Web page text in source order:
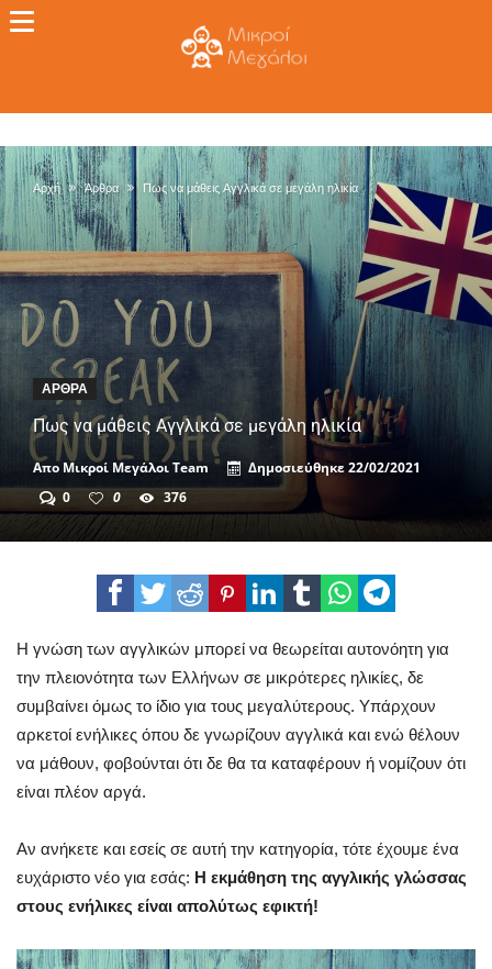
Αρχή Άρθρα Πως να μάθεις Αγγλικά σε μεγάλη ηλικία
ΆΡΘΡΑ
Πως να μάθεις Αγγλικά σε μεγάλη ηλικία
Απο Μικροί Μεγάλοι Team Δημοσιεύθηκε22/02/2021
0
0 376
Η γνώση των αγγλικών μπορεί να θεωρείται αυτονόητη για
την πλειονότητα των Ελλήνων σε μικρότερες ηλικίες, δε
συμβαίνει όμως το ίδιο για τους μεγαλύτερους. Υπάρχουν
αρκετοί ενήλικες όπου δε γνωρίζουν αγγλικά και ενώ θέλουν
να μάθουν, φοβούνται ότι δε θα τα καταφέρουν ή νομίζουν ότι
είναι πλέον αργά.
Αν ανήκετε και εσείς σε αυτή την κατηγορία, τότε έχουμε ένα
ευχάριστο νέο για εσάς: Η εκμάθηση της αγγλικής γλώσσας
στους ενήλικες είναι απολύτως εφικτή!